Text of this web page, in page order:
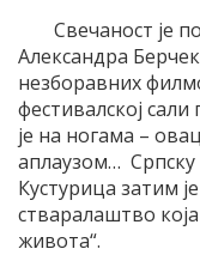
Свечаност је
Александра
незборавних
фестивалској
је на ногама –
аплаузом… Српску
Кустурица затим
стваралаштво
живота“.